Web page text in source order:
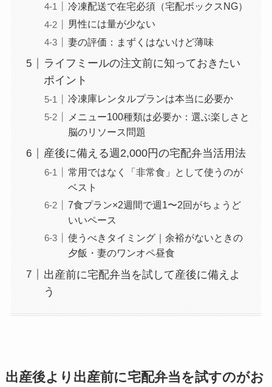
冷凍配送で在宅必須（宅配ボックスNG）
男性には量が少ない
妻の評価：まずくはないけど薄味
ライフミールの注文前に知っておきたい
ポイント
冷凍庫レンタルプランは本当に必要か
メニュー100種類は必要か：選ぶ楽しさと
脳のリソース問題
産後に備える週2,000円の宅配弁当活用法
常用ではなく「非常食」として使うのが
ベスト
7食プラン×2週間で週1〜2回がちょうど
いいペース
使うべきタイミング｜余裕がないときの
夕飯・妻のワンオペ昼食
出産前に宅配弁当を試して産後に備えよ
う
出産後より出産前に宅配弁当を試すのがお